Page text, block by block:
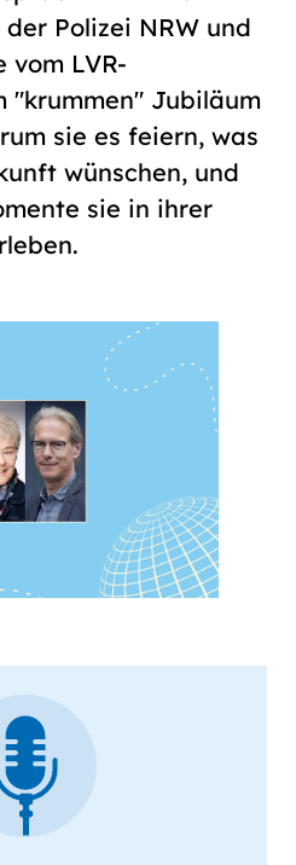
(DGS)
groß
Polizei NRW und
vom LVR-
"krummen" Jubiläum
sie es feiern, was
wünschen, und
sie in ihrer